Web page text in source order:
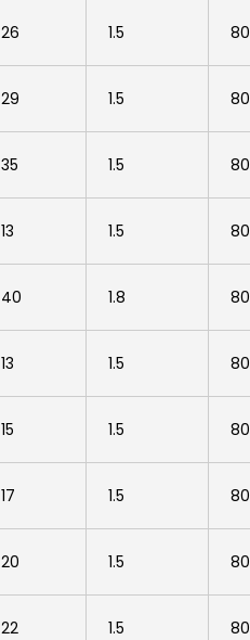
26 1.5
29 1.5
35 1.5
13 1.5
40 1.8
13 1.5
15 1.5
17 1.5
20 1.5
22 1.5